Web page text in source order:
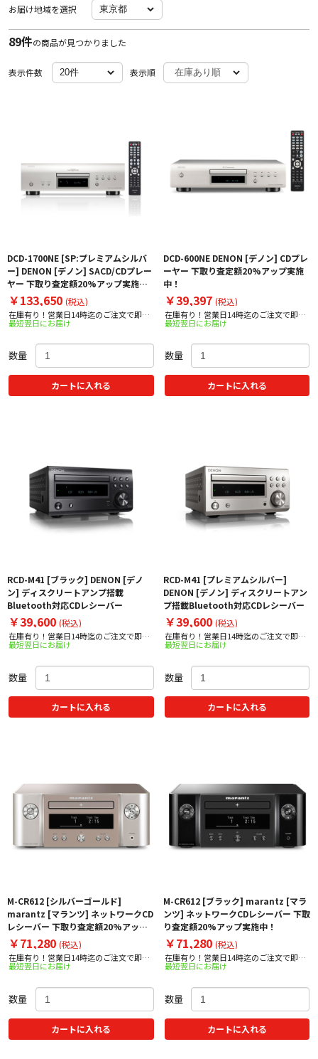
お届け地域を選択
89件の商品が見つかりました
表示件数 表示順
DCD-1700NE [SP:プレミアムシルバ
ー] DENON [デノン] SACD/CDプレー
ヤー 下取り査定額20%アップ実施
中！
￥133,650 (税込)
在庫有り！営業日14時迄のご注文で即日
出荷！
最短翌日にお届け
数量
カートに入れる
DCD-600NE DENON [デノン] CDプレ
ーヤー 下取り査定額20%アップ実施
中！
￥39,397 (税込)
在庫有り！営業日14時迄のご注文で即日
出荷！
最短翌日にお届け
数量
カートに入れる
RCD-M41 [ブラック] DENON [デノ
ン] ディスクリートアンプ搭載
Bluetooth対応CDレシーバー
￥39,600 (税込)
在庫有り！営業日14時迄のご注文で即日
出荷！
最短翌日にお届け
数量
カートに入れる
RCD-M41 [プレミアムシルバー]
DENON [デノン] ディスクリートアン
プ搭載Bluetooth対応CDレシーバー
￥39,600 (税込)
在庫有り！営業日14時迄のご注文で即日
出荷！
最短翌日にお届け
数量
カートに入れる
M-CR612 [シルバーゴールド]
marantz [マランツ] ネットワークCD
レシーバー 下取り査定額20%アップ
実施中！
￥71,280 (税込)
在庫有り！営業日14時迄のご注文で即日
出荷！
最短翌日にお届け
数量
カートに入れる
M-CR612 [ブラック] marantz [マラ
ンツ] ネットワークCDレシーバー 下取
り査定額20%アップ実施中！
￥71,280 (税込)
在庫有り！営業日14時迄のご注文で即日
出荷！
最短翌日にお届け
数量
カートに入れる